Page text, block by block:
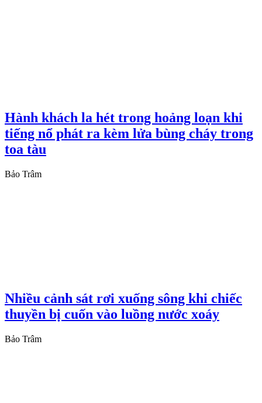
Hành khách la hét trong hoảng loạn khi
tiếng nổ phát ra kèm lửa bùng cháy trong
toa tàu
Bảo Trâm
Nhiều cảnh sát rơi xuống sông khi chiếc
thuyền bị cuốn vào luồng nước xoáy
Bảo Trâm